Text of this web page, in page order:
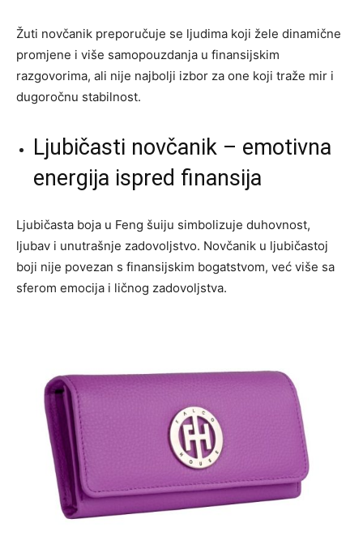
Žuti novčanik preporučuje se ljudima koji žele dinamične
promjene i više samopouzdanja u finansijskim
razgovorima, ali nije najbolji izbor za one koji traže mir i
dugoročnu stabilnost.
Ljubičasti novčanik – emotivna
energija ispred finansija
Ljubičasta boja u Feng šuiju simbolizuje duhovnost,
ljubav i unutrašnje zadovoljstvo. Novčanik u ljubičastoj
boji nije povezan s finansijskim bogatstvom, već više sa
sferom emocija i ličnog zadovoljstva.